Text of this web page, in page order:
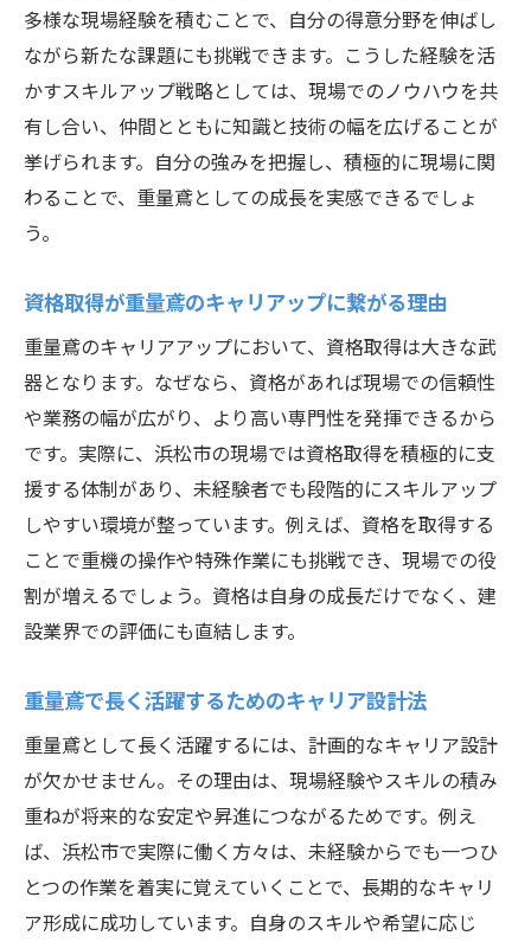
多様な現場経験を積むことで、自分の得意分野を伸ばし
ながら新たな課題にも挑戦できます。こうした経験を活
かすスキルアップ戦略としては、現場でのノウハウを共
有し合い、仲間とともに知識と技術の幅を広げることが
挙げられます。自分の強みを把握し、積極的に現場に関
わることで、重量鳶としての成長を実感できるでしょ
う。
資格取得が重量鳶のキャリアップに繋がる理由
重量鳶のキャリアアップにおいて、資格取得は大きな武
器となります。なぜなら、資格があれば現場での信頼性
や業務の幅が広がり、より高い専門性を発揮できるから
です。実際に、浜松市の現場では資格取得を積極的に支
援する体制があり、未経験者でも段階的にスキルアップ
しやすい環境が整っています。例えば、資格を取得する
ことで重機の操作や特殊作業にも挑戦でき、現場での役
割が増えるでしょう。資格は自身の成長だけでなく、建
設業界での評価にも直結します。
重量鳶で長く活躍するためのキャリア設計法
重量鳶として長く活躍するには、計画的なキャリア設計
が欠かせません。その理由は、現場経験やスキルの積み
重ねが将来的な安定や昇進につながるためです。例え
ば、浜松市で実際に働く方々は、未経験からでも一つひ
とつの作業を着実に覚えていくことで、長期的なキャリ
ア形成に成功しています。自身のスキルや希望に応じ